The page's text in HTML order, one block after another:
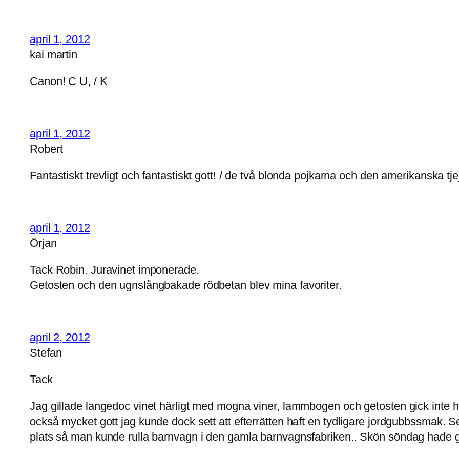
april 1, 2012
kai martin
Canon! C U, / K
april 1, 2012
Robert
Fantastiskt trevligt och fantastiskt gott! / de två blonda pojkarna och den amerikanska
april 1, 2012
Örjan
Tack Robin. Juravinet imponerade.
Getosten och den ugnslångbakade rödbetan blev mina favoriter.
april 2, 2012
Stefan
Tack
Jag gillade langedoc vinet härligt med mogna viner, lammbogen och getosten gick inte
också mycket gott jag kunde dock sett att efterrätten haft en tydligare jordgubbssmak.
plats så man kunde rulla barnvagn i den gamla barnvagnsfabriken.. Skön söndag hade